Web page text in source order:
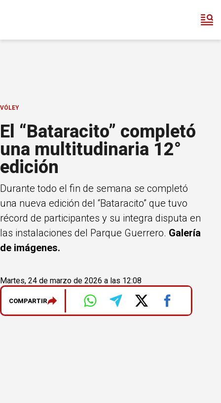
VÓLEY
El “Bataracito” completó
una multitudinaria 12°
edición
Durante todo el fin de semana se completó
una nueva edición del “Bataracito” que tuvo
récord de participantes y su integra disputa en
las instalaciones del Parque Guerrero. Galería
de imágenes.
Martes, 24 de marzo de 2026 a las 12:08
COMPARTIR